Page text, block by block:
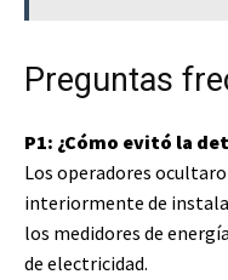
Preguntas
P1: ¿Cómo evitó la
Los operadores
interiormente de
los medidores de
de electricidad.